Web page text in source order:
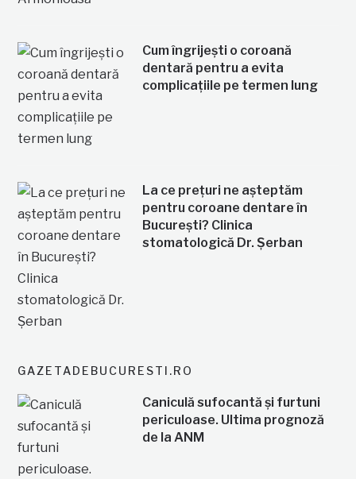
Cum îngrijești o coroană
dentară pentru a evita
complicațiile pe termen lung
La ce prețuri ne așteptăm
pentru coroane dentare în
București? Clinica
stomatologică Dr. Șerban
GAZETADEBUCURESTI.RO
Caniculă sufocantă și furtuni
periculoase. Ultima prognoză
de la ANM